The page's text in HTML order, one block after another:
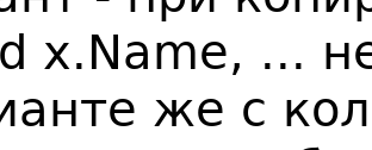
x.Name, ...
же с